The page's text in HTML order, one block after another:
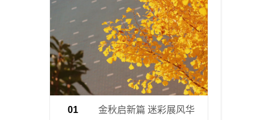
01 金秋启新篇 迷彩展风华